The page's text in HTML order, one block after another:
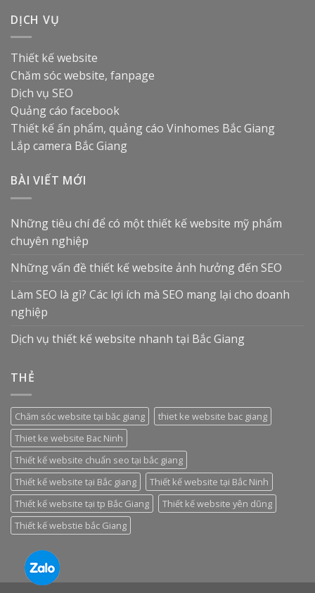
DỊCH VỤ
Thiết kế website
Chăm sóc website, fanpage
Dịch vụ SEO
Quảng cáo facebook
Thiết kế ấn phẩm, quảng cáo Vinhomes Bắc Giang
Lắp camera Bắc Giang
BÀI VIẾT MỚI
Những tiêu chí để có một thiết kế website mỹ phẩm
chuyên nghiệp
Những vấn đề thiết kế website ảnh hưởng đến SEO
Làm SEO là gì? Các lợi ích mà SEO mang lại cho doanh
nghiệp
Dịch vụ thiết kế website nhanh tại Bắc Giang
THẺ
Chăm sóc website tại băc giang
thiet ke website bac giang
Thiet ke website Bac Ninh
Thiết kế website chuẩn seo tại bắc giang
Thiết kế website tại Bắc giang
Thiết kế website tại Bắc Ninh
Thiết kế website tại tp Bắc Giang
Thiết kế website yên dũng
Thiết kế webstie bắc Giang